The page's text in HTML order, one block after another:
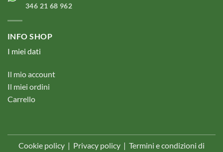
346 21 68 962
INFO SHOP
I miei dati
Il mio account
Il miei ordini
Carrello
Cookie policy | Privacy policy | Termini e condizioni di